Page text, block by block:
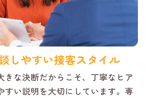
しやすい接客スタイル
きな決断だからこそ、丁寧なヒア
すい説明を大切にしています。専